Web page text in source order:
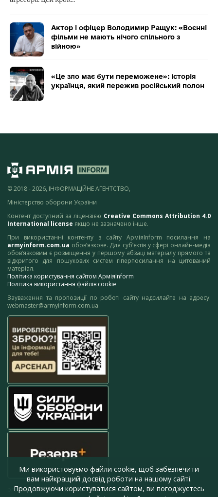
Актор і офіцер Володимир Ращук: «Воєнні
фільми не мають нічого спільного з
війною»
«Це зло має бути переможене»: історія
українця, який пережив російський полон
© 2018 - 2026, ІНФОРМАЦІЙНЕ АГЕНТСТВО,
Міністерство оборони України
Контент доступний за ліцензією Creative Commons Attribution 4.0
International license якщо не зазначено інше.
При використанні контенту з сайту АрміяInform посилання на
armyinform.com.ua обов’язкове. Для суб’єктів у сфері онлайн-медіа
обов’язковим є розміщення у першому абзаці матеріалу прямого та
відкритого для пошукових систем гіперпосилання на цитований
матеріал.
Політика користування сайтом АрміяInform
Політика використання файлів cookie
Зауваження та пропозиції по роботі сайту надсилайте на адресу:
webmaster@armyinform.com.ua
press@armyinform.com.ua
Ми використовуємо файли cookie, щоб забезпечити
вам найкращий досвід роботи на нашому сайті.
Продовжуючи користуватися сайтом, ви погоджуєтесь